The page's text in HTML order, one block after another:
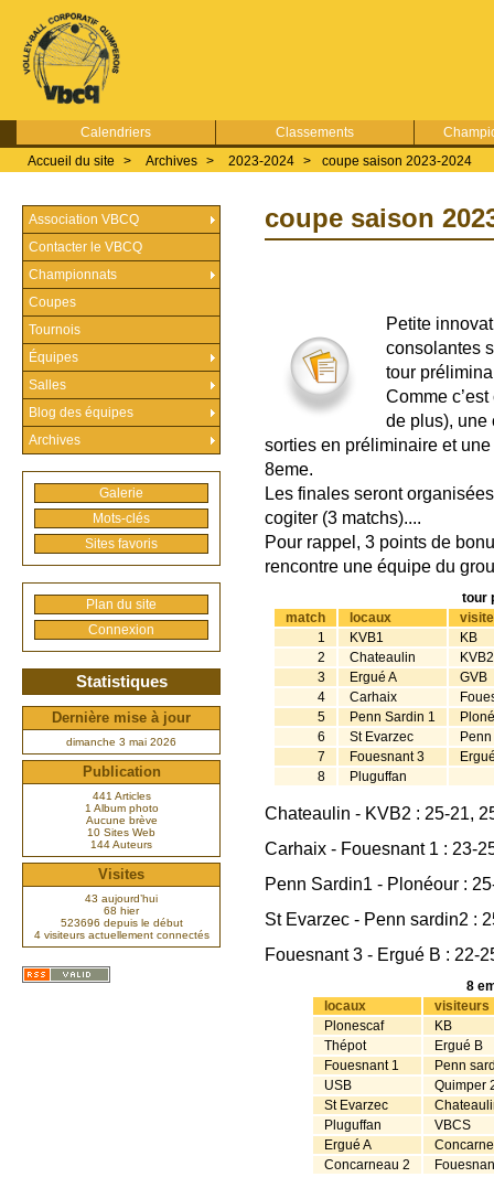
Calendriers Classements
Accueil du site
> Archives > 2023-2024 > coupe saison 2023-2024
coupe saison
Petite
consolantes
tour
Comme
de plus), une
sorties en préliminaire et
8eme.
Les finales seront
cogiter (3 matchs)....
Pour rappel, 3 points de
rencontre une équipe du
tour
match
locaux
1
KVB1
KB
2
Chateaulin
KVB2
3
Ergué A
GVB
4
Carhaix
5
Penn Sardin 1
6
St Evarzec
7
Fouesnant 3
8
Pluguffan
Chateaulin - KVB2 : 25-21,
Carhaix - Fouesnant 1 : 23-
Penn Sardin1 - Plonéour :
St Evarzec - Penn sardin2 :
Fouesnant 3 - Ergué B : 22-
8
locaux
visiteurs
Plonescaf
KB
Thépot
Ergué B
Fouesnant 1
Penn
USB
Quimper
St Evarzec
Pluguffan
VBCS
Ergué A
Concarneau 2
Association VBCQ
Contacter le VBCQ
Championnats
Coupes
Tournois
Équipes
Salles
Blog des équipes
Archives
Galerie
Mots-clés
Sites favoris
Plan du site
Connexion
Statistiques
Dernière mise à jour
dimanche 3 mai 2026
Publication
441 Articles
1 Album photo
Aucune brève
10 Sites Web
144 Auteurs
Visites
43 aujourd’hui
68 hier
523696 depuis le début
4 visiteurs actuellement connectés